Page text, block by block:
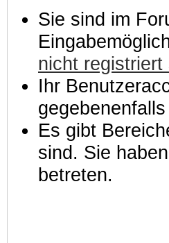
Sie sind im
nicht
Ihr
Es gibt
sind. Sie
betreten.